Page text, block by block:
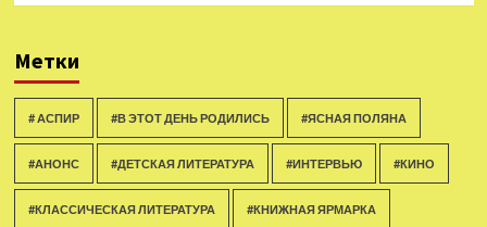
Метки
# АСПИР #В ЭТОТ ДЕНЬ РОДИЛИСЬ #ЯСНАЯ ПОЛЯНА
#АНОНС #ДЕТСКАЯ ЛИТЕРАТУРА #ИНТЕРВЬЮ #КИНО
#КЛАССИЧЕСКАЯ ЛИТЕРАТУРА #КНИЖНАЯ ЯРМАРКА